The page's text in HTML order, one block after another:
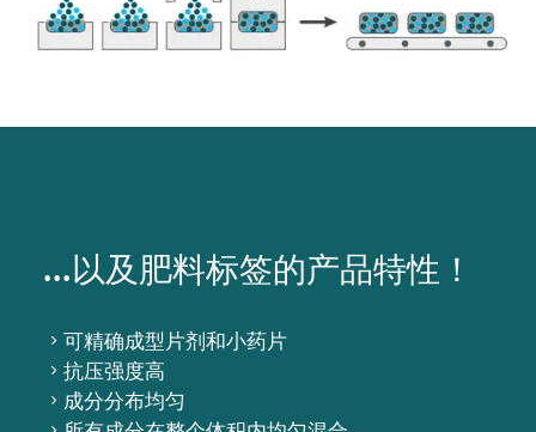
...以及肥料标签的产品特性！
可精确成型片剂和小药片
抗压强度高
成分分布均匀